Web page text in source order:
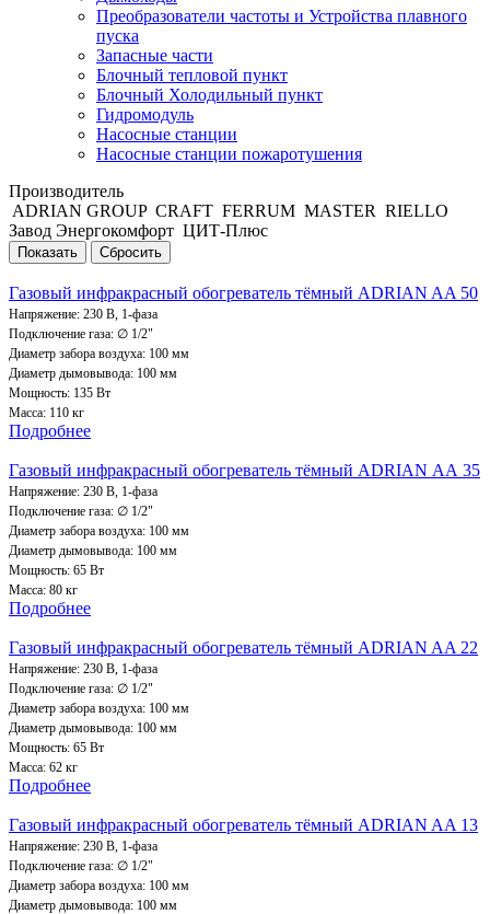
Преобразователи частоты и Устройства плавного
пуска
Запасные части
Блочный тепловой пункт
Блочный Холодильный пункт
Гидромодуль
Насосные станции
Насосные станции пожаротушения
Производитель
ADRIAN GROUP CRAFT FERRUM MASTER RIELLO
Завод Энергокомфорт ЦИТ-Плюс
Газовый инфракрасный обогреватель тёмный ADRIAN AA 50
Напряжение: 230 В, 1-фаза
Подключение газа: ∅ 1/2"
Диаметр забора воздуха: 100 мм
Диаметр дымовывода: 100 мм
Мощность: 135 Вт
Масса: 110 кг
Подробнее
Газовый инфракрасный обогреватель тёмный ADRIAN АА 35
Напряжение: 230 В, 1-фаза
Подключение газа: ∅ 1/2"
Диаметр забора воздуха: 100 мм
Диаметр дымовывода: 100 мм
Мощность: 65 Вт
Масса: 80 кг
Подробнее
Газовый инфракрасный обогреватель тёмный ADRIAN AA 22
Напряжение: 230 В, 1-фаза
Подключение газа: ∅ 1/2"
Диаметр забора воздуха: 100 мм
Диаметр дымовывода: 100 мм
Мощность: 65 Вт
Масса: 62 кг
Подробнее
Газовый инфракрасный обогреватель тёмный ADRIAN AA 13
Напряжение: 230 В, 1-фаза
Подключение газа: ∅ 1/2"
Диаметр забора воздуха: 100 мм
Диаметр дымовывода: 100 мм